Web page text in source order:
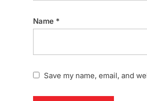
Name *
Save my name, email, and